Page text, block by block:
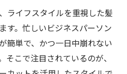
ライフスタイルを重視した髪
す。忙しいビジネスパーソン
簡単で、かつ一日中崩れない
そこで注目されているのが、